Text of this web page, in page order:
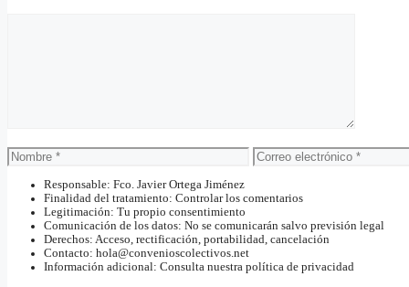
Nombre
Correo
electrónico
Responsable: Fco. Javier Ortega Jiménez
Finalidad del tratamiento: Controlar los comentarios
Legitimación: Tu propio consentimiento
Comunicación de los datos: No se comunicarán salvo previsión legal
Derechos: Acceso, rectificación, portabilidad, cancelación
Contacto: hola@convenioscolectivos.net
Información adicional: Consulta nuestra política de privacidad